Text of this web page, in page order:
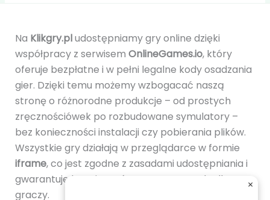
Na Klikgry.pludostępniamy gry online dzięki
współpracy z serwisem OnlineGames.io, który
oferuje bezpłatne i w pełni legalne kody osadzania
gier. Dzięki temu możemy wzbogacać naszą
stronę o różnorodne produkcje – od prostych
zręcznościówek po rozbudowane symulatory –
bez konieczności instalacji czy pobierania plików.
Wszystkie gry działają w przeglądarce w formie
iframe, co jest zgodne z zasadami udostępniania i
gwarantuje bezpieczeństwo oraz wygodę dla
graczy.
×